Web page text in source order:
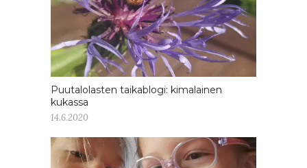
Puutalolasten taikablogi: kimalainen
kukassa
14.6.2020